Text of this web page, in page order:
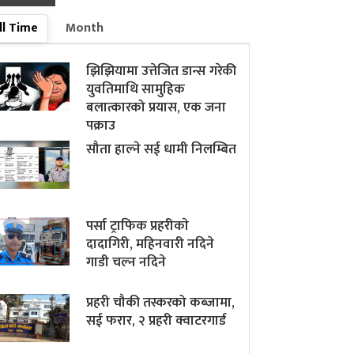
Time
Month
झिझियामा उत्तेजित डान्स गरेकी
युवतिमाथि सामुहिक
बलात्कारको प्रयास, एक जना
पक्राउ
सौता हाल्ने सई धामी निलम्बित
पर्सा ट्राफिक प्रहरीकाे
दादागिरी, महिनवारी नदिने
गाडी चल्न नदिने
प्रहरी चौकी तस्करको कब्जामा,
सई फरार, २ प्रहरी क्वाटरगार्ड